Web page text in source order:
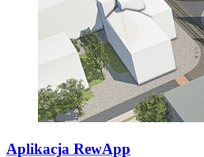
Aplikacja RewApp